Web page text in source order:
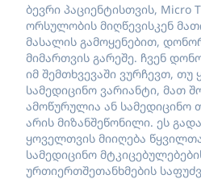
ბევრი პაციენტისთვის, Micro
ორსულობის მიღწევისკენ
მასალის გამოყენებით,
მიმართვის გარეშე. ჩვენ
იმ შემთხვევაში ვურჩევთ,
სამედიცინო ვარიანტი, მათ
ამოწურულია ან სამედიცინო
არის მიზანშეწონილი. ეს
ყოველთვის მიიღება
სამედიცინო
ურთიერთშეთანხმების